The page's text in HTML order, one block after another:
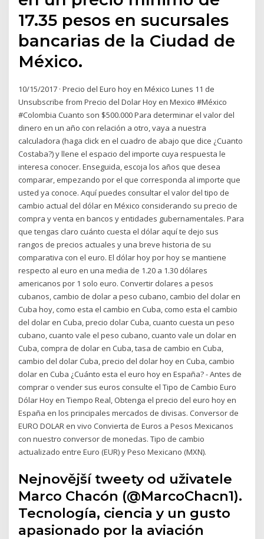
17.35 pesos en sucursales
bancarias de la Ciudad de
México.
10/15/2017 · Precio del Euro hoy en México Lunes 11 de
Unsubscribe from Precio del Dolar Hoy en Mexico #México
#Colombia Cuanto son $500.000 Para determinar el valor del
dinero en un año con relación a otro, vaya a nuestra
calculadora (haga click en el cuadro de abajo que dice ¿Cuanto
Costaba?) y llene el espacio del importe cuya respuesta le
interesa conocer. Enseguida, escoja los años que desea
comparar, empezando por el que corresponda al importe que
usted ya conoce. Aquí puedes consultar el valor del tipo de
cambio actual del dólar en México considerando su precio de
compra y venta en bancos y entidades gubernamentales. Para
que tengas claro cuánto cuesta el dólar aquí te dejo sus
rangos de precios actuales y una breve historia de su
comparativa con el euro. El dólar hoy por hoy se mantiene
respecto al euro en una media de 1.20 a 1.30 dólares
americanos por 1 solo euro. Convertir dolares a pesos
cubanos, cambio de dolar a peso cubano, cambio del dolar en
Cuba hoy, como esta el cambio en Cuba, como esta el cambio
del dolar en Cuba, precio dolar Cuba, cuanto cuesta un peso
cubano, cuanto vale el peso cubano, cuanto vale un dolar en
Cuba, compra de dolar en Cuba, tasa de cambio en Cuba,
cambio del dolar Cuba, precio del dolar hoy en Cuba, cambio
dolar en Cuba ¿Cuánto esta el euro hoy en España? - Antes de
comprar o vender sus euros consulte el Tipo de Cambio Euro
Dólar Hoy en Tiempo Real, Obtenga el precio del euro hoy en
España en los principales mercados de divisas. Conversor de
EURO DOLAR en vivo Convierta de Euros a Pesos Mexicanos
con nuestro conversor de monedas. Tipo de cambio
actualizado entre Euro (EUR) y Peso Mexicano (MXN).
Nejnovější tweety od uživatele
Marco Chacón (@MarcoChacn1).
Tecnología, ciencia y un gusto
apasionado por la aviación